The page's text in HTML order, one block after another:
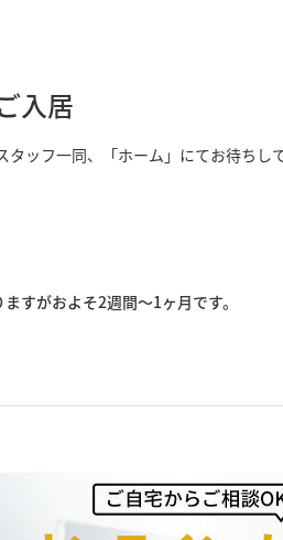
入居
タッフ一同、「ホーム」にてお待ちし
すがおよそ2週間～1ヶ月です。